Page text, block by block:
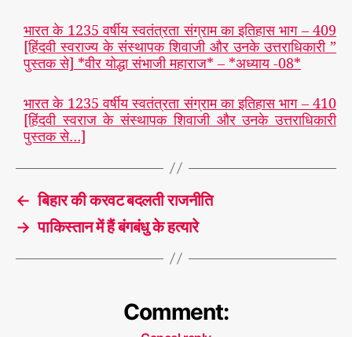
भारत के 1235 वर्षीय स्वतंत्रता संग्राम का इतिहास भाग – 409
[हिंदवी स्वराज्य के संस्थापक शिवाजी और उनके उत्तराधिकारी ”
पुस्तक से] *वीर योद्धा संभाजी महाराज* – *अध्याय -08*
भारत के 1235 वर्षीय स्वतंत्रता संग्राम का इतिहास भाग – 410
[हिंदवी स्वराज के संस्थापक शिवाजी और उनके उत्तराधिकारी
पुस्तक से…]
← बिहार की करवट बदलती राजनीति
→ पाकिस्तान में हैं बंगबंधु के हत्यारे
Comment: